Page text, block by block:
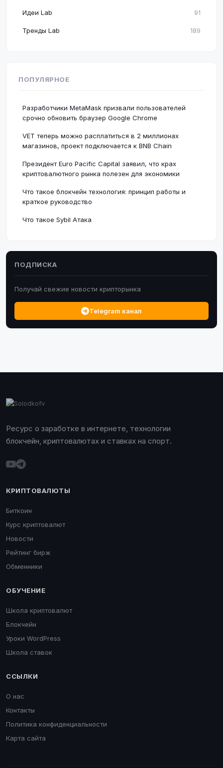
Идеи Lab 91
Тренды Lab 189
ПОПУЛЯРНОЕ
Разработчики MetaMask призвали пользователей
срочно обновить браузер Google Chrome
VET теперь можно расплатиться в 2 миллионах
магазинов, проект подключается к BNB Chain
Президент Euro Pacific Capital заявил, что крах
криптовалютного рынка полезен для экономики
Что такое блокчейн технология: принцип работы и
краткое руководство
Что такое Sybil Атака
ПОДПИСКА
Получай свежие новости крипторынка
Telegram канал
Ресурс о заработке в интернете, технологии
блокчейн, криптовалютах и ставках на спорт.
КРИПТОВАЛЮТЫ
Биткоин
Курс криптовалют
Новости
Рейтинг бирж
Обменники
ОБУЧЕНИЕ
Школа криптовалют
Блокчейн
Уроки WordPress
Школа ставок
ССЫЛКИ
О нас
Контакты
Политика конфиденциальности
Карта сайта